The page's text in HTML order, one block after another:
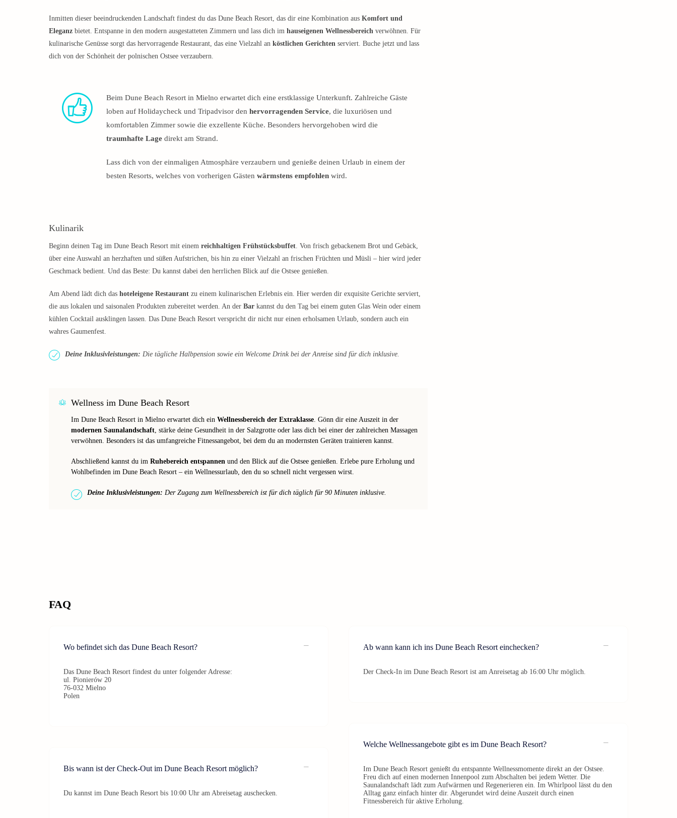
Inmitten dieser beeindruckenden Landschaft findest du das Dune Beach Resort, das dir eine Kombination aus Komfort und
Eleganz bietet. Entspanne in den modern ausgestatteten Zimmern und lass dich im hauseigenen Wellnessbereich verwöhnen. Für
kulinarische Genüsse sorgt das hervorragende Restaurant, das eine Vielzahl an köstlichen Gerichten serviert. Buche jetzt und lass
dich von der Schönheit der polnischen Ostsee verzaubern.
Beim Dune Beach Resort in Mielno erwartet dich eine erstklassige Unterkunft. Zahlreiche Gäste
loben auf Holidaycheck und Tripadvisor den hervorragenden Service, die luxuriösen und
komfortablen Zimmer sowie die exzellente Küche. Besonders hervorgehoben wird die
traumhafte Lage direkt am Strand.
Lass dich von der einmaligen Atmosphäre verzaubern und genieße deinen Urlaub in einem der
besten Resorts, welches von vorherigen Gästen wärmstens empfohlen wird.
Kulinarik
Beginn deinen Tag im Dune Beach Resort mit einem reichhaltigen Frühstücksbuffet . Von frisch gebackenem Brot und Gebäck,
über eine Auswahl an herzhaften und süßen Aufstrichen, bis hin zu einer Vielzahl an frischen Früchten und Müsli – hier wird jeder
Geschmack bedient. Und das Beste: Du kannst dabei den herrlichen Blick auf die Ostsee genießen.
Am Abend lädt dich das hoteleigene Restaurant zu einem kulinarischen Erlebnis ein. Hier werden dir exquisite Gerichte serviert,
die aus lokalen und saisonalen Produkten zubereitet werden. An der Bar kannst du den Tag bei einem guten Glas Wein oder einem
kühlen Cocktail ausklingen lassen. Das Dune Beach Resort verspricht dir nicht nur einen erholsamen Urlaub, sondern auch ein
wahres Gaumenfest.
Deine Inklusivleistungen: Die tägliche Halbpension sowie ein Welcome Drink bei der Anreise sind für dich inklusive.
Wellness im Dune Beach Resort
Im Dune Beach Resort in Mielno erwartet dich ein Wellnessbereich der Extraklasse . Gönn dir eine Auszeit in der
modernen Saunalandschaft , stärke deine Gesundheit in der Salzgrotte oder lass dich bei einer der zahlreichen Massagen
verwöhnen. Besonders ist das umfangreiche Fitnessangebot, bei dem du an modernsten Geräten trainieren kannst.
Abschließend kannst du im Ruhebereich entspannen und den Blick auf die Ostsee genießen. Erlebe pure Erholung und
Wohlbefinden im Dune Beach Resort – ein Wellnessurlaub, den du so schnell nicht vergessen wirst.
Deine Inklusivleistungen: Der Zugang zum Wellnessbereich ist für dich täglich für 90 Minuten inklusive.
FAQ
Wo befindet sich das Dune Beach Resort?
Das Dune Beach Resort findest du unter folgender Adresse:
ul. Pionierów 20
76-032 Mielno
Polen
Bis wann ist der Check-Out im Dune Beach Resort möglich?
Du kannst im Dune Beach Resort bis 10:00 Uhr am Abreisetag auschecken.
Ab wann kann ich ins Dune Beach Resort einchecken?
Der Check-In im Dune Beach Resort ist am Anreisetag ab 16:00 Uhr möglich.
Welche Wellnessangebote gibt es im Dune Beach Resort?
Im Dune Beach Resort genießt du entspannte Wellnessmomente direkt an der Ostsee.
Freu dich auf einen modernen Innenpool zum Abschalten bei jedem Wetter. Die
Saunalandschaft lädt zum Aufwärmen und Regenerieren ein. Im Whirlpool lässt du den
Alltag ganz einfach hinter dir. Abgerundet wird deine Auszeit durch einen
Fitnessbereich für aktive Erholung.